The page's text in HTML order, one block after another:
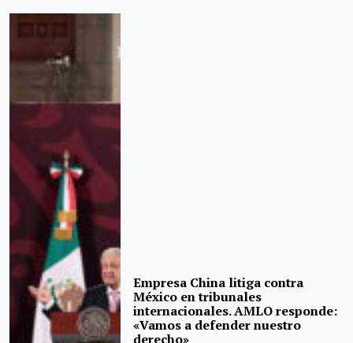
Empresa China litiga contra
México en tribunales
internacionales. AMLO responde:
«Vamos a defender nuestro
derecho»